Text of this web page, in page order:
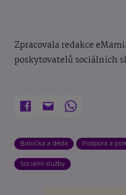
Zpracovala redakce
poskytovatelů sociálních
Babička a děda Podpora a
Sociální služby